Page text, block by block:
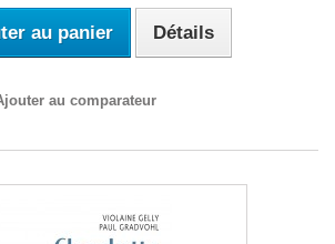
au panier Détails
au comparateur